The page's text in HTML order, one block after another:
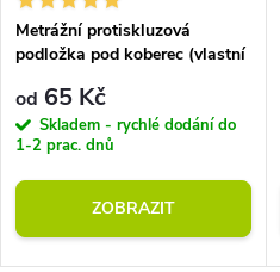
Metrážní protiskluzová
podložka pod koberec (vlastní
od 65 Kč
Skladem - rychlé dodání do
1-2 prac. dnů
ZOBRAZIT